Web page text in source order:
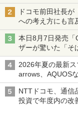
ドコモ前田社長
への考え方にも言
本日8月7日発売
ザーが驚いた「そ
2026年夏の最新
arrows、AQUOS
NTTドコモ、通
投資で年度内の改